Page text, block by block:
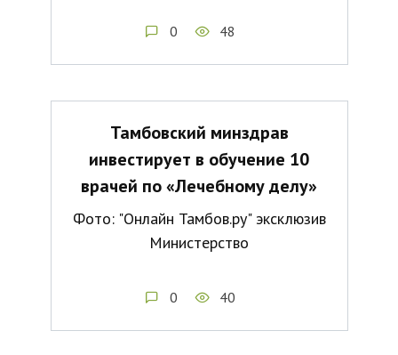
0 48
Тамбовский минздрав
инвестирует в обучение 10
врачей по «Лечебному делу»
Фото: "Онлайн Тамбов.ру" эксклюзив
Министерство
0 40